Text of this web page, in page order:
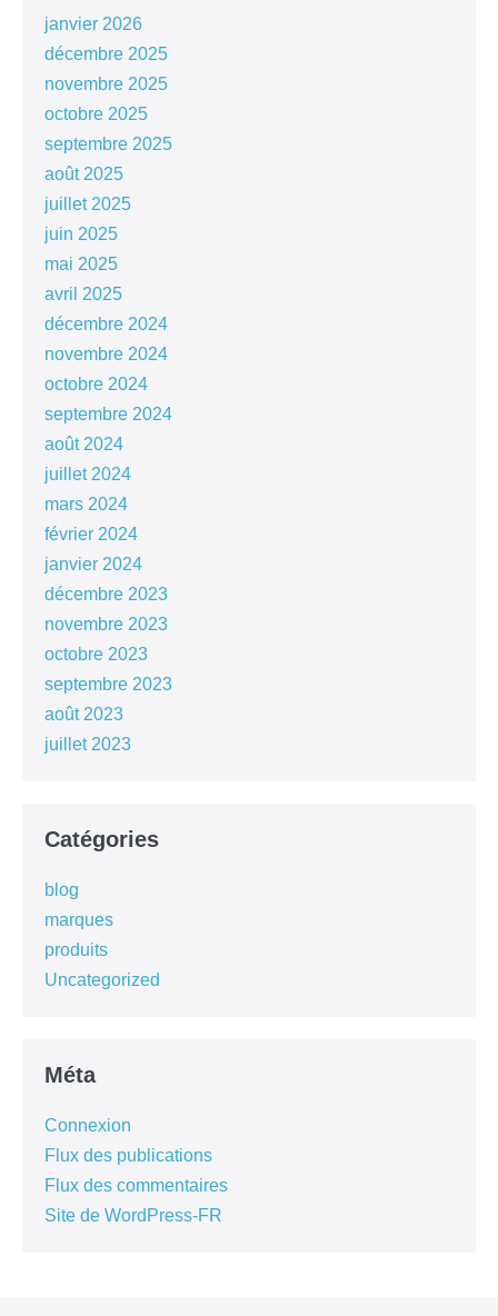
janvier 2026
décembre 2025
novembre 2025
octobre 2025
septembre 2025
août 2025
juillet 2025
juin 2025
mai 2025
avril 2025
décembre 2024
novembre 2024
octobre 2024
septembre 2024
août 2024
juillet 2024
mars 2024
février 2024
janvier 2024
décembre 2023
novembre 2023
octobre 2023
septembre 2023
août 2023
juillet 2023
Catégories
blog
marques
produits
Uncategorized
Méta
Connexion
Flux des publications
Flux des commentaires
Site de WordPress-FR